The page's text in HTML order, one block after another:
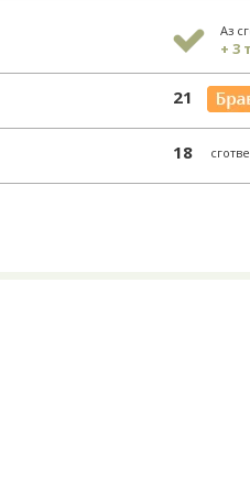
Аз
+ 3
21
18